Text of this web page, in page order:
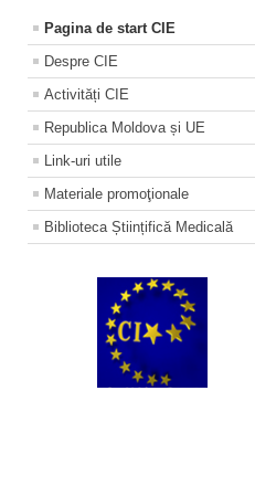
Pagina de start CIE
Despre CIE
Activități CIE
Republica Moldova și UE
Link-uri utile
Materiale promoţionale
Biblioteca Științifică Medicală